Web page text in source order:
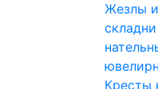
Жезлы
Кресты